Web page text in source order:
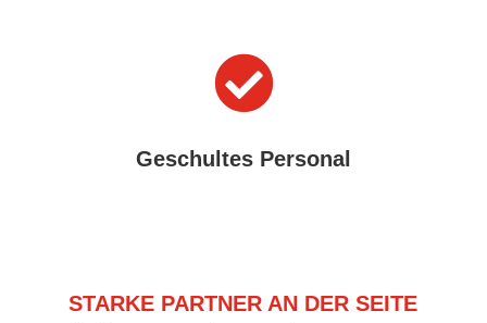

Geschultes Personal
STARKE PARTNER AN DER SEITE